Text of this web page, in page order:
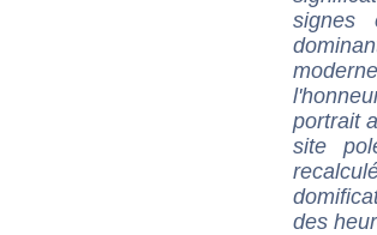
signes
portrait
site
des